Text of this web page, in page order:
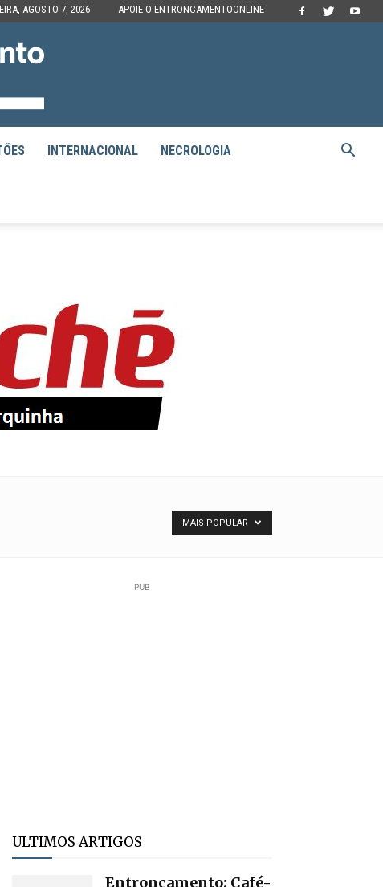
AGOSTO 7, 2026 APOIE O ENTRONCAMENTOONLINE
INTERNACIONAL NECROLOGIA
MAIS POPULAR
PUB
ULTIMOS ARTIGOS
Entroncamento: Café-